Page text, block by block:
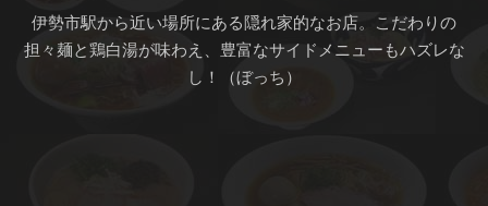
伊勢市駅から近い場所にある隠れ家的なお店。こだわりの
担々麺と鶏白湯が味わえ、豊富なサイドメニューもハズレな
し！（ぼっち）